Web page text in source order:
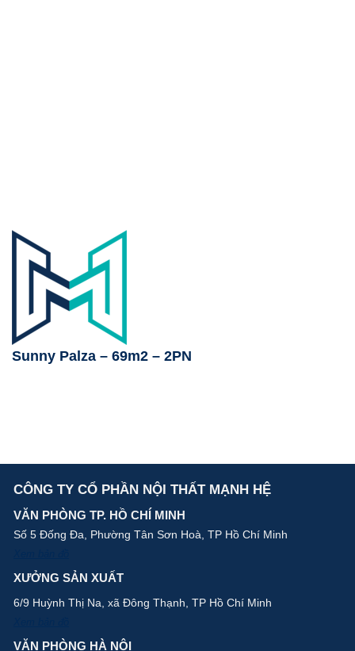
Sunny Palza – 69m2 – 2PN
CÔNG TY CỔ PHẦN NỘI THẤT MẠNH HỆ
VĂN PHÒNG TP. HỒ CHÍ MINH
Số 5 Đống Đa, Phường Tân Sơn Hoà, TP Hồ Chí Minh
XƯỞNG SẢN XUẤT
6/9 Huỳnh Thị Na, xã Đông Thạnh, TP Hồ Chí Minh
VĂN PHÒNG HÀ NỘI